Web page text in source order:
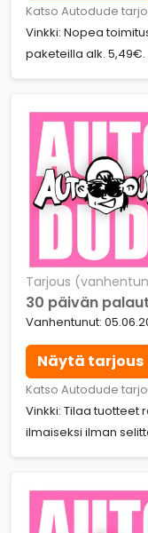
Katso Autodude
Vinkki: Nopea
paketeilla alk. 5,49€.
Tarjous
30 päivän
Vanhentunut:
Näytä tarjous
Katso Autodude
Vinkki: Tilaa tuotteet
ilmaiseksi ilman